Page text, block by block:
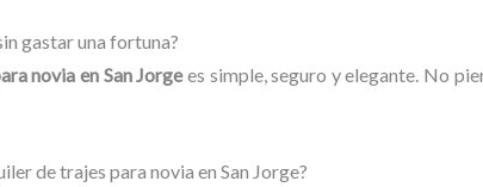
gastar una fortuna?
novia en San Jorgees simple, seguro y elegante. No
de trajes para novia en San Jorge?